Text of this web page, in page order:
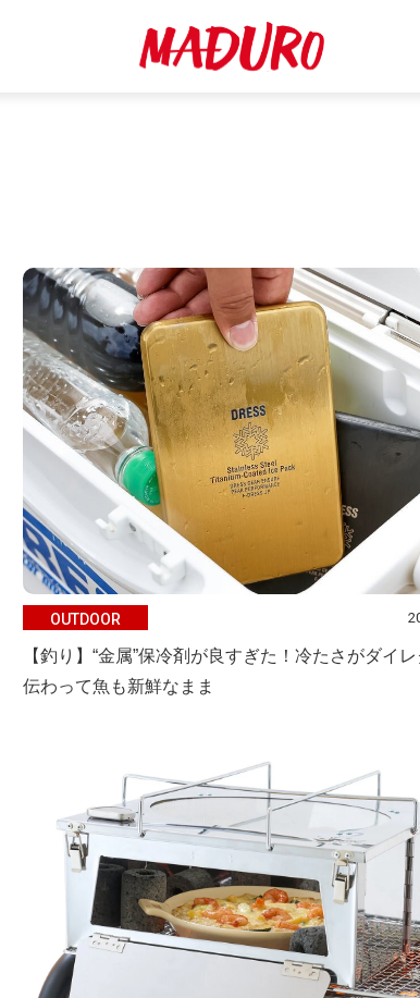
OUTDOOR
【釣り】“金属”保冷剤が良すぎた！冷たさがダイ
伝わって魚も新鮮なまま